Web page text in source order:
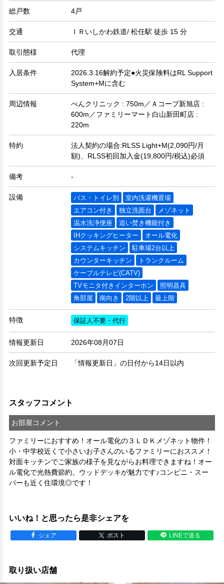
総戸数 4戸
交通 ＩＲいしかわ鉄道/ 松任駅 徒歩 15 分
取引態様 代理
入居条件
2026.3.16解約予定●火災保険料はRL Support
System+Mに含む
周辺情報
べんクリニック : 750m／Ａコープ新旭店 :
600m／ファミリーマート白山新田町店 :
220m
特約
法人契約の場合:RLSS Light+M(2,090円/月
額)、RLSS初回加入金(19,800円/税込)必須
備考 -
設備 バス・トイレ別
室内洗濯機置場
エアコン付き
独立洗面台
メゾネット
温水洗浄便座
追い焚き機能付き
IHクッキングヒーター
オール電化
システムキッチン
駐車場2台以上
カウンターキッチン
トランクルーム
ケーブルテレビ(CATV)
TVモニタ付きインターホン
照明器具
角部屋
南向き 2階以上 最上階
特徴 保証人不要・代行
情報更新日 2026年08月07日
次回更新予定日 「情報更新日」の日付から14日以内
スタッフコメント
お部屋コメント
ファミリーにおすすめ！オール電化の３ＬＤＫメゾネット物件！
小・中学校近くで小さいお子さんのいるファミリーにおススメ！
対面キッチンでご家族の様子を見ながらお料理できますね！オー
ル電化で光熱費節約。ウッドデッキが魅力です♪コンビニ・スー
パーも近く住環境◎です！
いいね！と思ったら是非シェアを
シェア ポスト LINEで送る
取り扱い店舗